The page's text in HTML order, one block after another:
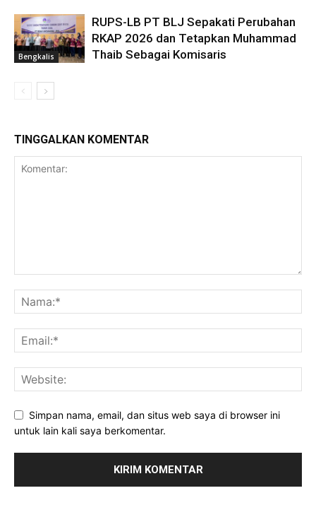
Bengkalis
RUPS-LB PT BLJ Sepakati Perubahan
RKAP 2026 dan Tetapkan Muhammad
Thaib Sebagai Komisaris
TINGGALKAN KOMENTAR
Simpan nama, email, dan situs web saya di browser ini
untuk lain kali saya berkomentar.